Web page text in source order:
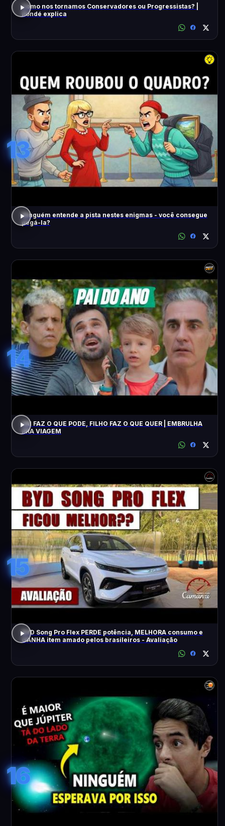
Como nos tornamos Conservadores ou Progressistas? |
Pondé explica
13
Ninguém entende a pista nestes enigmas - você consegue
pegá-la?
14
PAI FAZ O QUE PODE, FILHO FAZ O QUE QUER | EMBRULHA
PRA VIAGEM
15
BYD Song Pro Flex PERDE potência, MELHORA consumo e
GANHA item amado pelos brasileiros - Avaliação
16